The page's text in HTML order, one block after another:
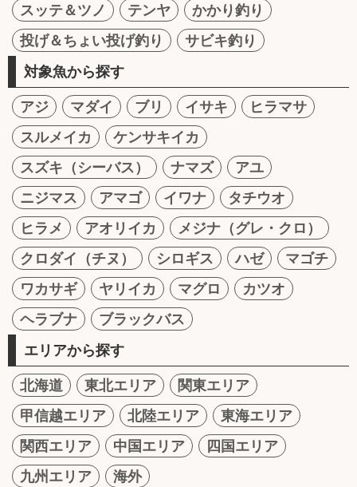
スッテ＆ツノ
テンヤ
かかり釣り
投げ＆ちょい投げ釣り
サビキ釣り
対象魚から探す
アジ マダイ ブリ イサキ
ヒラマサ
スルメイカ
ケンサキイカ
スズキ（シーバス）
ナマズ
アユ
ニジマス
アマゴ イワナ
タチウオ
ヒラメ
アオリイカ
メジナ（グレ・クロ）
クロダイ（チヌ）
シロギス ハゼ
マゴチ
ワカサギ
ヤリイカ マグロ
カツオ
ヘラブナ
ブラックバス
エリアから探す
北海道 東北エリア
関東エリア
甲信越エリア
北陸エリア
東海エリア
関西エリア
中国エリア
四国エリア
九州エリア
海外